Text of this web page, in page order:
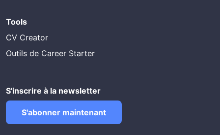
Tools
CV Creator
Outils de Career Starter
S'inscrire à la newsletter
S'abonner maintenant